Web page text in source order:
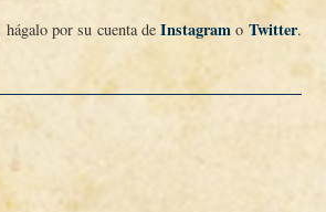
hágalo por su cuenta deInstagram o Twitter.